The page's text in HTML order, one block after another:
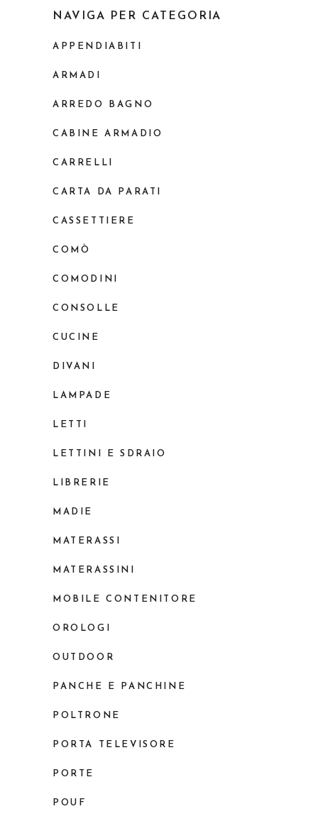
NAVIGA PER CATEGORIA
APPENDIABITI
ARMADI
ARREDO BAGNO
CABINE ARMADIO
CARRELLI
CARTA DA PARATI
CASSETTIERE
COMÒ
COMODINI
CONSOLLE
CUCINE
DIVANI
LAMPADE
LETTI
LETTINI E SDRAIO
LIBRERIE
MADIE
MATERASSI
MATERASSINI
MOBILE CONTENITORE
OROLOGI
OUTDOOR
PANCHE E PANCHINE
POLTRONE
PORTA TELEVISORE
PORTE
POUF